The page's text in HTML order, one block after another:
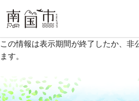
この情報は表示期間が終了したか、非
ます。